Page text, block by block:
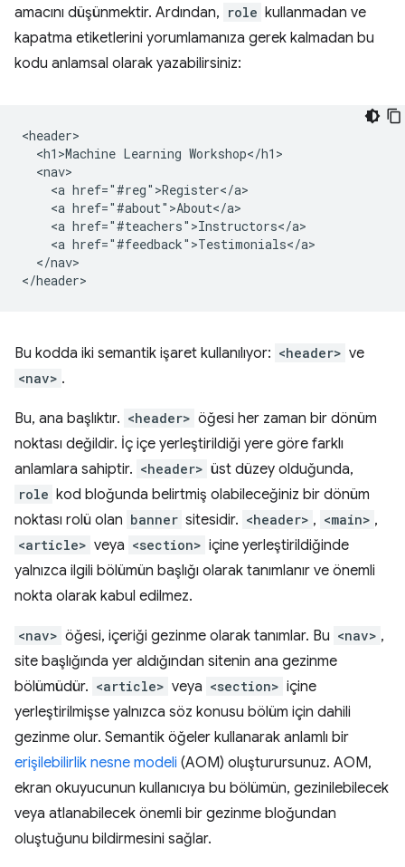
amacını düşünmektir. Ardından, role kullanmadan ve
kapatma etiketlerini yorumlamanıza gerek kalmadan bu
kodu anlamsal olarak yazabilirsiniz:
<header>
  <h1>Machine Learning Workshop</h1>
  <nav>
    <a href="#reg">Register</a>
    <a href="#about">About</a>
    <a href="#teachers">Instructors</a>
    <a href="#feedback">Testimonials</a>
  </nav>
Bu kodda iki semantik işaret kullanılıyor: <header> ve
<nav> .
Bu, ana başlıktır. <header> öğesi her zaman bir dönüm
noktası değildir. İç içe yerleştirildiği yere göre farklı
anlamlara sahiptir. <header> üst düzey olduğunda,
role kod bloğunda belirtmiş olabileceğiniz bir dönüm
noktası rolü olan banner sitesidir. <header> , <main> ,
<article> veya <section> içine yerleştirildiğinde
yalnızca ilgili bölümün başlığı olarak tanımlanır ve önemli
nokta olarak kabul edilmez.
<nav> öğesi, içeriği gezinme olarak tanımlar. Bu <nav> ,
site başlığında yer aldığından sitenin ana gezinme
bölümüdür. <article> veya <section> içine
yerleştirilmişse yalnızca söz konusu bölüm için dahili
gezinme olur. Semantik öğeler kullanarak anlamlı bir
erişilebilirlik nesne modeli (AOM) oluşturursunuz. AOM,
ekran okuyucunun kullanıcıya bu bölümün, gezinilebilecek
veya atlanabilecek önemli bir gezinme bloğundan
oluştuğunu bildirmesini sağlar.